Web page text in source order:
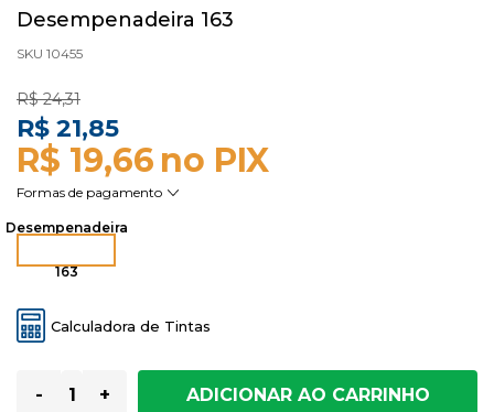
Desempenadeira 163
SKU 10455
R$ 24,31
R$ 21,85
R$ 19,66
Desempenadeira
163
Calculadora de Tintas
- +